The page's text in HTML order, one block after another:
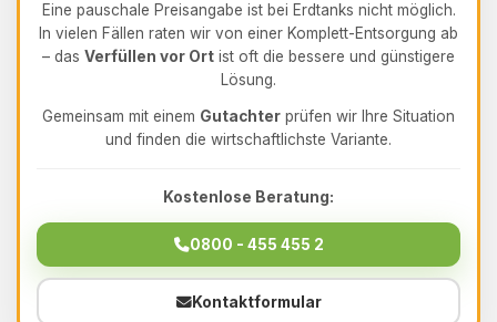
Eine pauschale Preisangabe ist bei Erdtanks nicht möglich.
In vielen Fällen raten wir von einer Komplett-Entsorgung ab
– das Verfüllen vor Ort ist oft die bessere und günstigere
Lösung.
Gemeinsam mit einem Gutachter prüfen wir Ihre Situation
und finden die wirtschaftlichste Variante.
Kostenlose Beratung:
0800 - 455 455 2
Kontaktformular